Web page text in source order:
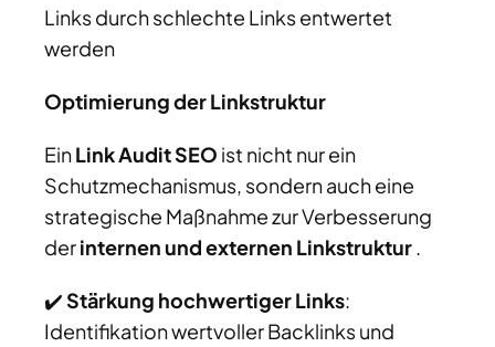
Links durch schlechte Links entwertet
werden
Optimierung der Linkstruktur
EinLink Audit SEO ist nicht nur ein
Schutzmechanismus, sondern auch eine
strategische Maßnahme zur Verbesserung
derinternen und externen Linkstruktur.
✔️Stärkung hochwertiger Links:
Identifikation wertvoller Backlinks und